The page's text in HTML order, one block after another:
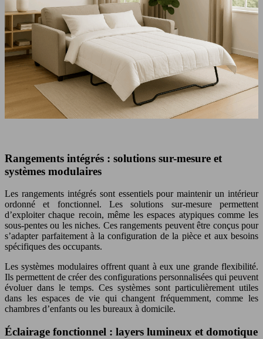
Rangements intégrés : solutions sur-mesure et
systèmes modulaires
Les rangements intégrés sont essentiels pour maintenir un intérieur
ordonné et fonctionnel. Les solutions sur-mesure permettent
d’exploiter chaque recoin, même les espaces atypiques comme les
sous-pentes ou les niches. Ces rangements peuvent être conçus pour
s’adapter parfaitement à la configuration de la pièce et aux besoins
spécifiques des occupants.
Les systèmes modulaires offrent quant à eux une grande flexibilité.
Ils permettent de créer des configurations personnalisées qui peuvent
évoluer dans le temps. Ces systèmes sont particulièrement utiles
dans les espaces de vie qui changent fréquemment, comme les
chambres d’enfants ou les bureaux à domicile.
Éclairage fonctionnel : layers lumineux et domotique